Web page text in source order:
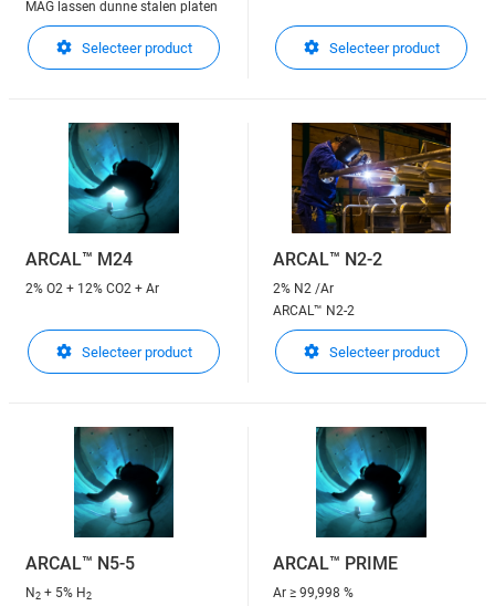
MAG lassen dunne stalen platen
Selecteer product Selecteer product
ARCAL™ M24
2% O2 + 12% CO2 + Ar
Selecteer product
ARCAL™ N2-2
2% N2 /Ar
ARCAL™ N2-2
Selecteer product
ARCAL™ N5-5
N 2 + 5% H 2
ARCAL™ PRIME
Ar ≥ 99,998 %